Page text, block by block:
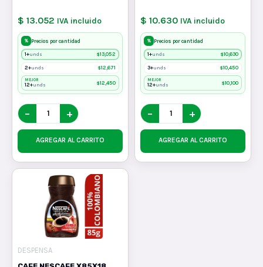
$ 13.052 IVA incluido
% Precios por cantidad
1+unds $13,052
2+unds $12,671
MEJOR
12+unds $12,450
− +
AGREGAR AL CARRITO
$ 10.630 IVA incluido
% Precios por cantidad
1+unds $10,630
3+unds $10,450
MEJOR
12+unds $10,100
− +
AGREGAR AL CARRITO
DESPENSA